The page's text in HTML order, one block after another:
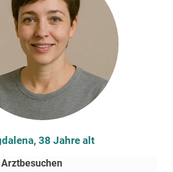
38 Jahre alt
Arztbesuchen